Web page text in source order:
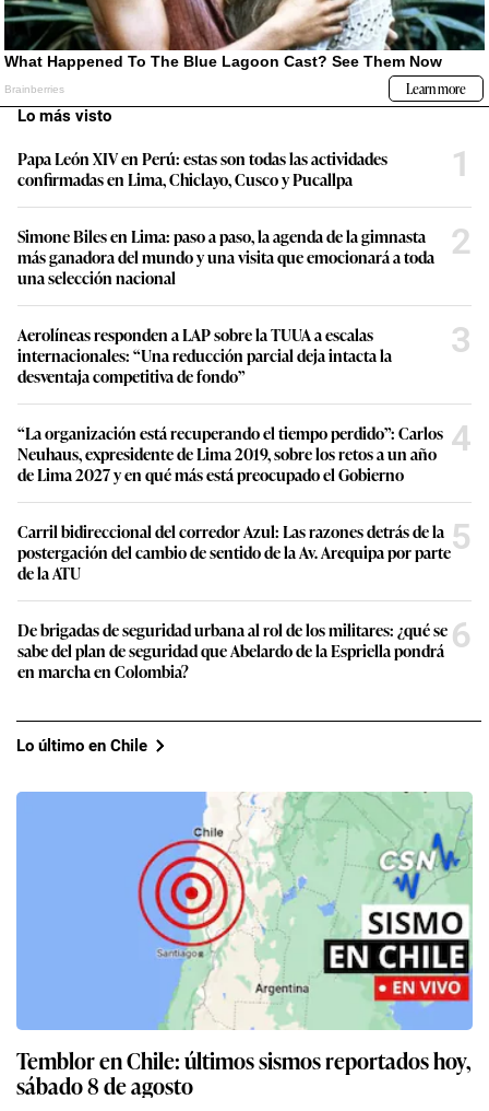
Lo más visto
Papa León XIV en Perú: estas son todas las actividades
confirmadas en Lima, Chiclayo, Cusco y Pucallpa
1
Simone Biles en Lima: paso a paso, la agenda de la gimnasta
más ganadora del mundo y una visita que emocionará a toda
una selección nacional
2
Aerolíneas responden a LAP sobre la TUUA a escalas
internacionales: “Una reducción parcial deja intacta la
desventaja competitiva de fondo”
3
“La organización está recuperando el tiempo perdido”: Carlos
Neuhaus, expresidente de Lima 2019, sobre los retos a un año
de Lima 2027 y en qué más está preocupado el Gobierno
4
Carril bidireccional del corredor Azul: Las razones detrás de la
postergación del cambio de sentido de la Av. Arequipa por parte
de la ATU
5
De brigadas de seguridad urbana al rol de los militares: ¿qué se
sabe del plan de seguridad que Abelardo de la Espriella pondrá
en marcha en Colombia?
6
Lo último en Chile
Temblor en Chile: últimos sismos reportados hoy,
sábado 8 de agosto